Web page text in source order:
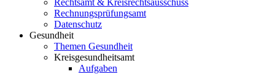
Rechnungsprüfungsamt
Datenschutz
Gesundheit
Themen Gesundheit
Kreisgesundheitsamt
Aufgaben